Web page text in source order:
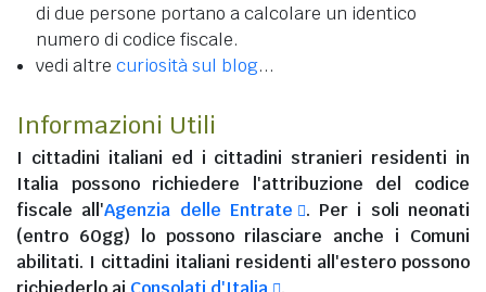
di due persone portano a calcolare un identico
numero di codice fiscale.
vedi altre curiosità sul blog...
Informazioni Utili
I cittadini italiani ed i cittadini stranieri residenti in
Italia possono richiedere l'attribuzione del codice
fiscale all'Agenzia delle Entrate
. Per i soli neonati
(entro 60gg) lo possono rilasciare anche i Comuni
abilitati. I cittadini italiani residenti all'esteropossono